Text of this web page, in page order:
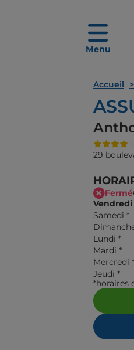
Menu
Accueil
29
Fermé
Vendredi
Samedi *
Lundi *
Mardi *
Mercredi *
Jeudi *
*horaires